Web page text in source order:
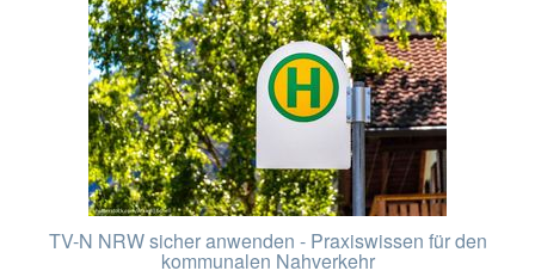
TV-N NRW sicher anwenden - Praxiswissen für den
kommunalen Nahverkehr